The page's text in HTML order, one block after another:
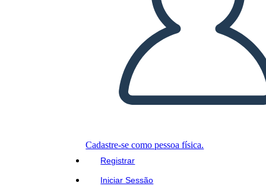
Cadastre-se como pessoa física.
Registrar
Iniciar Sessão